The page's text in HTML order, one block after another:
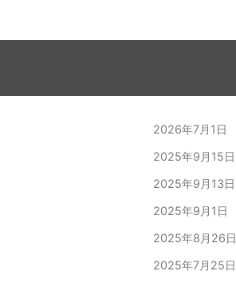
2026年7月1日
2025年9月15日
2025年9月13日
2025年9月1日
2025年8月26日
2025年7月25日